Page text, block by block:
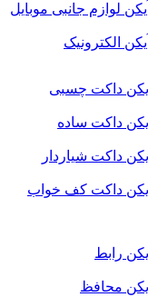
لوازم جانبی موبایل
الکترونیک
داکت چسبی
داکت ساده
داکت شیاردار
داکت کف خواب
رابط
محافظ